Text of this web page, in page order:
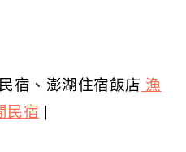
宿、澎湖住宿飯店 漁
民宿 |